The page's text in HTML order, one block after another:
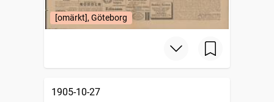
[omärkt], Göteborg
1905-10-27